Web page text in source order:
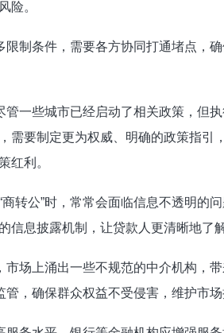
险。
限制条件，需要各方协同打通堵点，
管一些城市已经启动了相关政策，但
需要制定更为权威、明确的政策指引
红利。
转公”时，常常会面临信息不透明的
息披露机制，让贷款人更清晰地了解
市场上涌出一些不规范的中介机构，
，确保群众权益不受侵害，维护市场